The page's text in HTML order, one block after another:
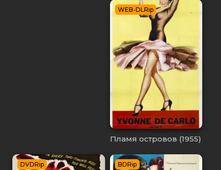
WEB-DLRip
Пламя островов (1955)
DVDRip BDRip